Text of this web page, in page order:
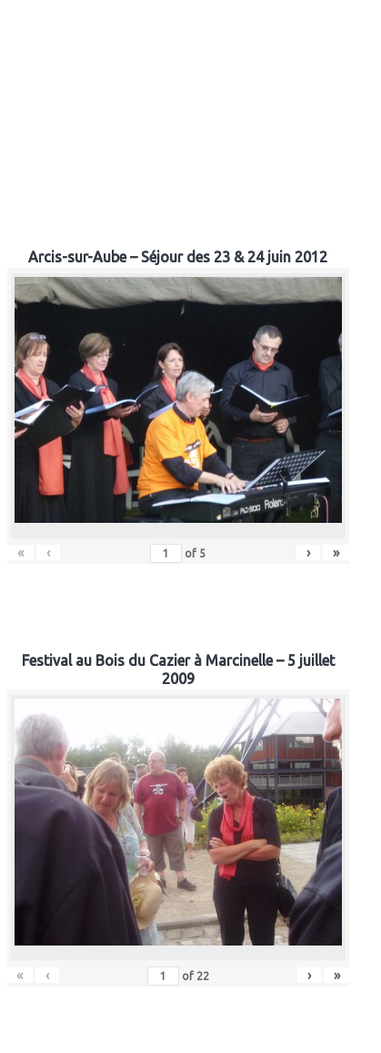
Arcis-sur-Aube – Séjour des 23 & 24 juin 2012
« ‹ of 5 › »
Festival au Bois du Cazier à Marcinelle – 5 juillet
2009
« ‹ of 22 › »